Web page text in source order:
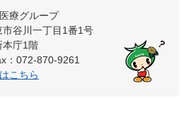
療グループ
市谷川一丁目1番1号
本庁1階
：072-870-9261
こちら